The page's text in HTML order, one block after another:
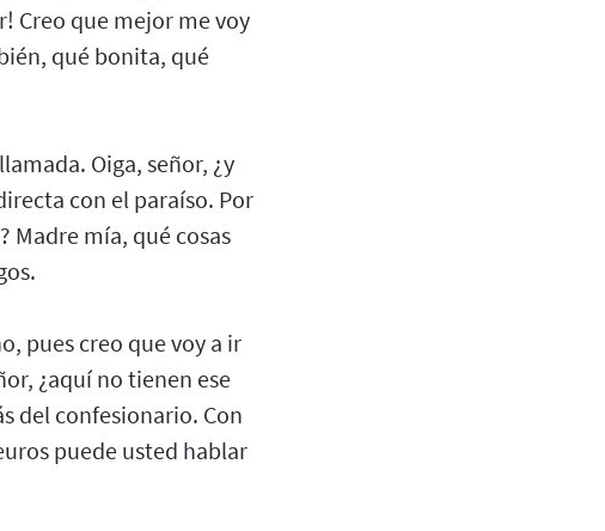
Creo que mejor me voy
qué bonita, qué
Oiga, señor, ¿y
con el paraíso. Por
Madre mía, qué cosas
pues creo que voy a ir
¿aquí no tienen ese
del confesionario. Con
puede usted hablar